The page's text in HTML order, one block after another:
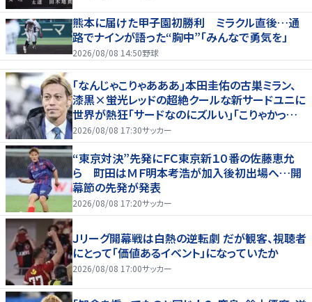
熊本に届けた甲子園初勝利 ミラクル直後…通
路でナインが語った“胸中”「みんなで勇気を」
2026/08/08 14:50野球
｢なんじゃこりゃあああ｣本田圭佑の古巣ミラン、
漆黒×蛍光レッドの超絶クールな新サードユニに
世界が熱狂｢サードなのにズルい｣｢こりゃかっけ
えわ｣
2026/08/08 17:30サッカー
“東京対決”先発にＦＣ東京新１０番の佐藤恵允
ら 町田はＭＦ明本考浩が加入後初出場へ…開
幕節の先発が発表
2026/08/08 17:20サッカー
Ｊリーグ開幕戦は白熱の逆転劇 だが観客、視聴者
にとって「価値あるイベント」になっていたか
2026/08/08 17:00サッカー